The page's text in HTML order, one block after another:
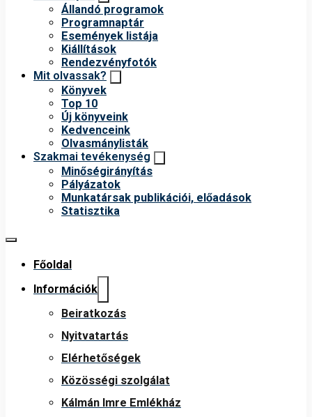
Állandó programok
Programnaptár
Események listája
Kiállítások
Rendezvényfotók
Mit olvassak?
Könyvek
Top 10
Új könyveink
Kedvenceink
Olvasmánylisták
Szakmai tevékenység
Minőségirányítás
Pályázatok
Munkatársak publikációi, előadások
Statisztika
Főoldal
Információk
Beiratkozás
Nyitvatartás
Elérhetőségek
Közösségi szolgálat
Kálmán Imre Emlékház